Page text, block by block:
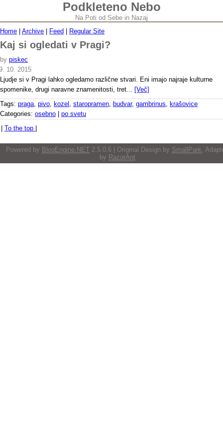
Podkleteno Nebo
Na Poti od Sebe in Nazaj
Home
Archive Feed Regular Site
Kaj si ogledati v Pragi?
by piskec
10. 2015
Ljudje si v Pragi lahko ogledamo različne stvari. Eni imajo najraje kulturne
spomenike, drugi naravne znamenitosti, tret... [Več]
Tags: praga, pivo, kozel , staropramen, budvar, gambrinus, krašovice
Categories: osebno
po svetu
To the top
Powered by BlogEngine.NET 2.5.0.6 | Original Design by SmallPark,
by RazorAnt